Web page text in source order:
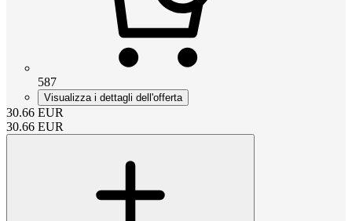
587
Visualizza i dettagli dell'offerta
30.66 EUR
30.66 EUR